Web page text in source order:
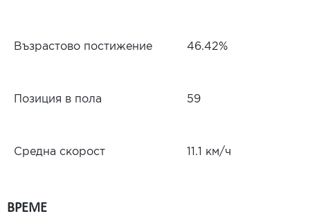
Възрастово постижение 46.42%
Позиция в пола 59
Средна скорост 11.1 км/ч
ВРЕМЕ